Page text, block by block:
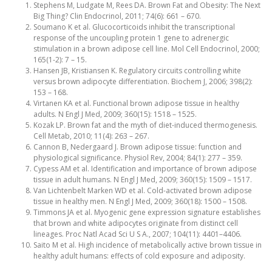
Stephens M, Ludgate M, Rees DA. Brown Fat and Obesity: The Next
Big Thing? Clin Endocrinol, 2011; 74(6): 661 – 670.
Soumano K et al. Glucocorticoids inhibit the transcriptional
response of the uncoupling protein 1 gene to adrenergic
stimulation in a brown adipose cell line. Mol Cell Endocrinol, 2000;
165(1-2): 7 – 15.
Hansen JB, Kristiansen K. Regulatory circuits controlling white
versus brown adipocyte differentiation. Biochem J, 2006; 398(2):
153 – 168.
Virtanen KA et al. Functional brown adipose tissue in healthy
adults. N Engl J Med, 2009; 360(15): 1518 – 1525.
Kozak LP. Brown fat and the myth of diet-induced thermogenesis.
Cell Metab, 2010; 11(4): 263 – 267.
Cannon B, Nedergaard J. Brown adipose tissue: function and
physiological significance. Physiol Rev, 2004; 84(1): 277 – 359.
Cypess AM et al. Identification and importance of brown adipose
tissue in adult humans. N Engl J Med, 2009; 360(15): 1509 – 1517.
Van Lichtenbelt Marken WD et al. Cold-activated brown adipose
tissue in healthy men. N Engl J Med, 2009; 360(18): 1500 – 1508.
Timmons JA et al. Myogenic gene expression signature establishes
that brown and white adipocytes originate from distinct cell
lineages. Proc Natl Acad Sci U S A., 2007; 104(11): 4401–4406.
Saito M et al. High incidence of metabolically active brown tissue in
healthy adult humans: effects of cold exposure and adiposity.